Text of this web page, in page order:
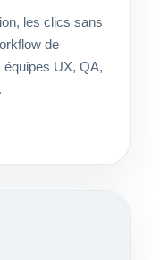
les clics sans
de
équipes UX, QA,